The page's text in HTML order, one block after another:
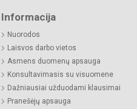
Informacija
Nuorodos
Laisvos darbo vietos
Asmens duomenų apsauga
Konsultavimasis su visuomene
Dažniausiai užduodami klausimai
Pranešėjų apsauga